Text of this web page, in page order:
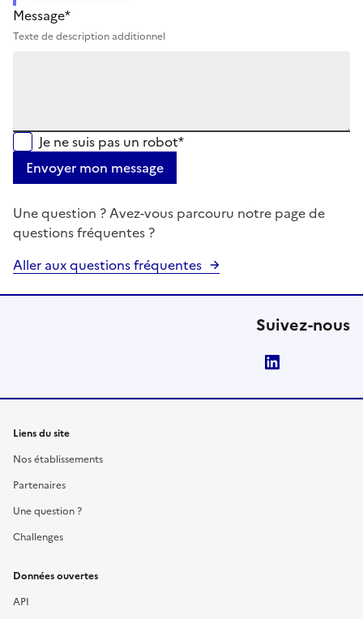
Message*
Texte de description additionnel
Je ne suis pas un robot*
Envoyer mon message
Une question ? Avez-vous parcouru notre page de
questions fréquentes ?
Aller aux questions fréquentes
Suivez-nous
Liens du site
Nos établissements
Partenaires
Une question ?
Challenges
Données ouvertes
API